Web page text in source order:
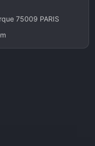
75009 PARIS